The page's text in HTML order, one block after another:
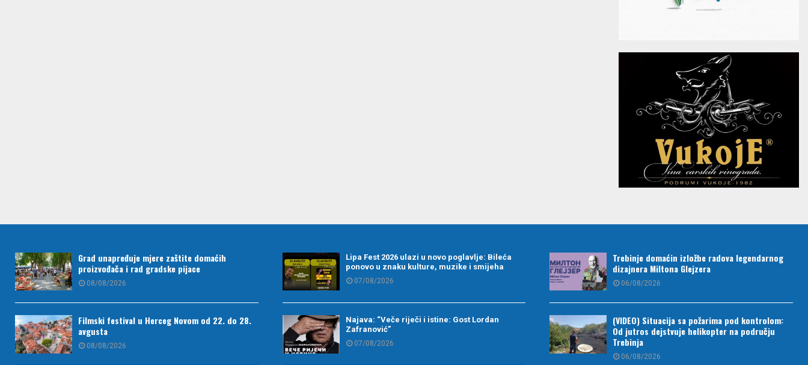
Grad unapređuje mjere zaštite domaćih
proizvođača i rad gradske pijace
08/08/2026
Filmski festival u Herceg Novom od 22. do 28.
avgusta
08/08/2026
Lipa Fest 2026 ulazi u novo poglavlje: Bileća
ponovo u znaku kulture, muzike i smijeha
07/08/2026
Najava: “Veče riječi i istine: Gost Lordan
Zafranović”
07/08/2026
Trebinje domaćin izložbe radova legendarnog
dizajnera Miltona Glejzera
06/08/2026
(VIDEO) Situacija sa požarima pod kontrolom:
Od jutros dejstvuje helikopter na području
Trebinja
06/08/2026